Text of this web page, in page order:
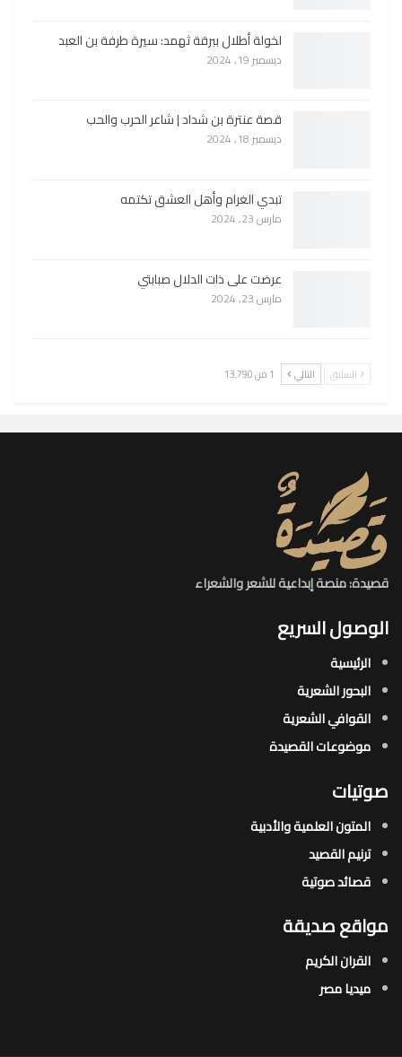
لخولة أطلال ببرقة ثهمد: سيرة طرفة بن العبد
ديسمبر 19, 2024
قصة عنترة بن شداد | شاعر الحرب والحب
ديسمبر 18, 2024
تبدي الغرام وأهل العشق تكتمه
مارس 23, 2024
عرضت على ذات الدلال صبابتي
مارس 23, 2024
السابق التالي 1 من 13٬790
قصيدة: منصة إبداعية للشعر والشعراء
الوصول السريع
الرئيسية
البحور الشعرية​
القوافي الشعرية​
موضوعات القصيدة​
صوتيات
المتون العلمية والأدبية
ترنيم القصيد
قصائد صوتية
مواقع صديقة
القران الكريم
ميديا مصر